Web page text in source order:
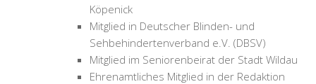
Köpenick
Mitglied in Deutscher Blinden- und
Sehbehindertenverband e.V. (DBSV)
Mitglied im Seniorenbeirat der Stadt Wildau
Ehrenamtliches Mitglied in der Redaktion